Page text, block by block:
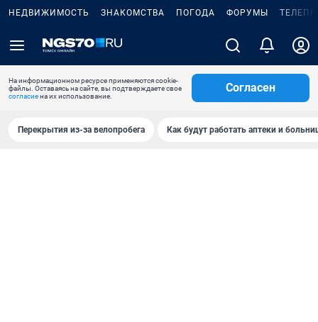
НЕДВИЖИМОСТЬ ЗНАКОМСТВА ПОГОДА ФОРУМЫ
На информационном ресурсе применяются cookie-
файлы. Оставаясь на сайте, вы подтверждаете свое
согласиена их использование.
Согласен
Перекрытия из-за велопробега Как будут работать аптеки и